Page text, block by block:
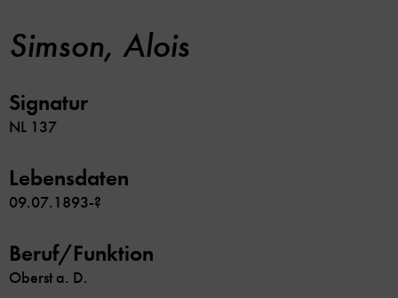
Simson, Alois
Signatur
NL 137
Lebensdaten
09.07.1893-?
Beruf/Funktion
Oberst a. D.